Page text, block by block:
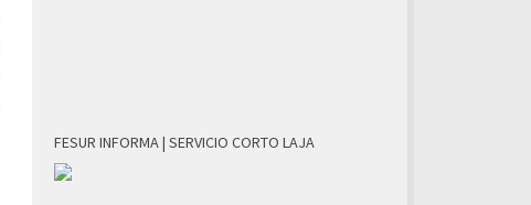
FESUR INFORMA | SERVICIO CORTO LAJA